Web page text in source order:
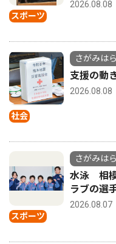
スポーツ
2026.08.08
社会
さがみは
支援の動
2026.08.08
スポーツ
さがみは
水泳 相模
ラブの選
2026.08.07